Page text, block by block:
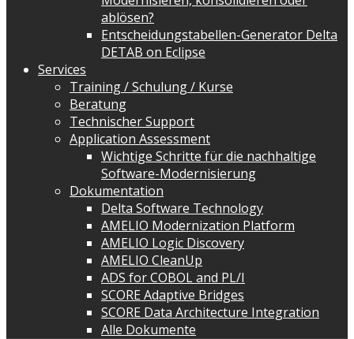
ablösen?
Entscheidungstabellen-Generator Delta
DETAB on Eclipse
Services
Training / Schulung / Kurse
Beratung
Technischer Support
Application Assessment
Wichtige Schritte für die nachhaltige
Software-Modernisierung
Dokumentation
Delta Software Technology
AMELIO Modernization Platform
AMELIO Logic Discovery
AMELIO CleanUp
ADS for COBOL and PL/I
SCORE Adaptive Bridges
SCORE Data Architecture Integration
Alle Dokumente